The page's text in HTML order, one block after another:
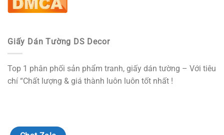
Giấy Dán Tường DS Decor
Top 1 phân phối sản phẩm tranh, giấy dán tường – Với tiêu
chí “Chất lượng & giá thành luôn luôn tốt nhất !